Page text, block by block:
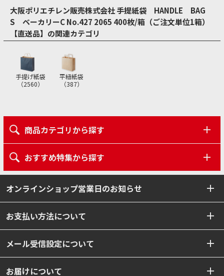
大阪ポリエチレン販売株式会社 手提紙袋 HANDLE BAG
S ベーカリーC No.427 2065 400枚/箱（ご注文単位1箱）
【直送品】の関連カテゴリ
手提げ紙袋
（2560）
平紐紙袋
（387）
商品カテゴリから探す
おすすめ特集から探す
オンラインショップ営業日のお知らせ
お支払い方法について
メール受信設定について
お届けについて